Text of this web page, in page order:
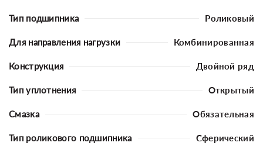
Тип подшипника Роликовый
Для направления нагрузки Комбинированная
Конструкция Двойной ряд
Тип уплотнения Открытый
Смазка Обязательная
Тип роликового подшипника Сферический